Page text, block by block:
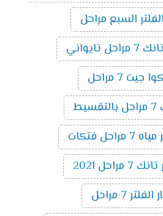
السبع مراحل
جيت 7 مراحل
فتكات
2021
7 مراحل